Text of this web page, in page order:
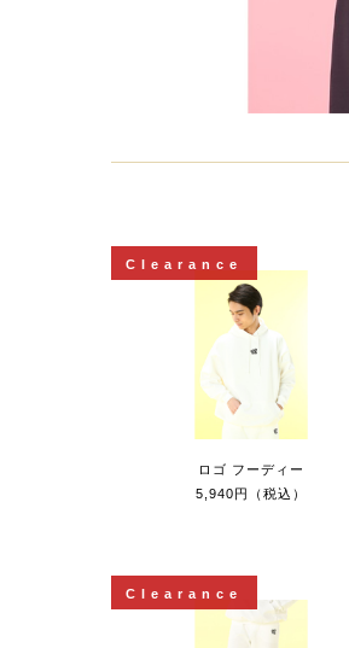
Clearance
ロゴ フーディー
5,940円（税込）
Clearance